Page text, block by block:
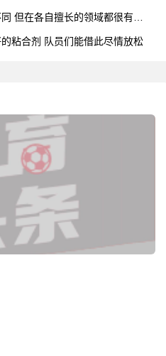
但在各自擅长的领域都很有效
粘合剂 队员们能借此尽情放松